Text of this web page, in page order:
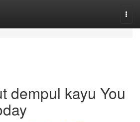
dempul kayu You